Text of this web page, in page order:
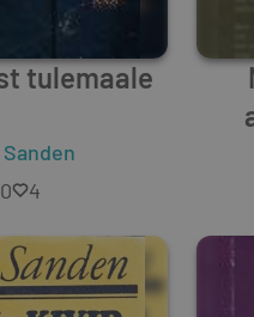
tulemaale
0
4